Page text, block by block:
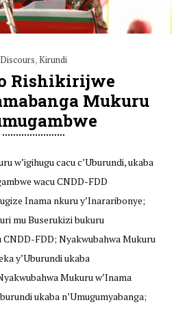
Discours, Kirundi
Rishikirijwe
Mukuru
w’igihugu cacu c’Uburundi, ukaba
wacu CNDD-FDD
Inama nkuru y’Inararibonye;
mu Buserukizi bukuru
CNDD-FDD; Nyakwubahwa Mukuru
y’Uburundi ukaba
Mukuru w’Inama
ukaba n’Umugumyabanga;